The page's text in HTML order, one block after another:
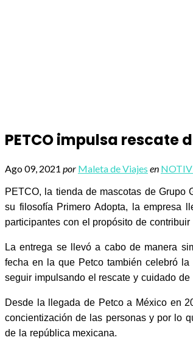
PETCO impulsa rescate
Ago 09, 2021 por Maleta de Viajes en
PETCO, la tienda de mascotas de
su filosofía Primero Adopta, la empresa
participantes con el propósito de
La entrega se llevó a cabo de manera
fecha en la que Petco también celebró
seguir impulsando el rescate y cuidado
Desde la llegada de Petco a México en
concientización de las personas y por lo
de la república mexicana.